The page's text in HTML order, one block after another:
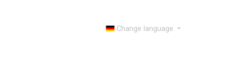
Change language